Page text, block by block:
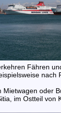
Fähren
nach
oder
im Ostteil von